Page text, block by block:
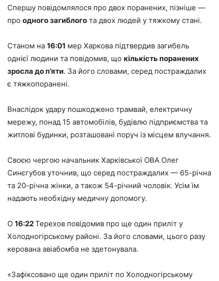
Спершу повідомлялося про двох поранених, пізніше —
про одного загиблого та двох людей у тяжкому стані.
Станом на 16:01 мер Харкова підтвердив загибель
однієї людини та повідомив, що кількість поранених
зросла до п’яти. За його словами, серед постраждалих
є тяжкопоранені.
Внаслідок удару пошкоджено трамвай, електричну
мережу, понад 15 автомобілів, будівлю підприємства та
житлові будинки, розташовані поруч із місцем влучання.
Своєю чергою начальник Харківської ОВА Олег
Синєгубов уточнив, що серед постраждалих — 65-річна
та 20-річна жінки, а також 54-річний чоловік. Усім їм
надають необхідну медичну допомогу.
О 16:22Терехов повідомив про ще один приліт у
Холодногірському районі. За його словами, цього разу
керована авіабомба не здетонувала.
«Зафіксовано ще один приліт по Холодногірському